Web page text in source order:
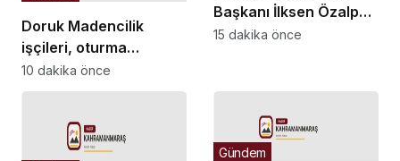
Doruk Madencilik
işçileri, oturma
eylemine devam
ediyor: “Biz bu
değiliz”
10 dakika önce
Başkanı İlksen Özalper
tutuklandı
15 dakika önce
Gündem